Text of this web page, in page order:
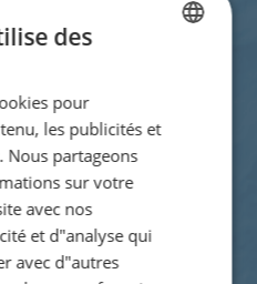
des
pour
les publicités et
Nous partageons
sur votre
avec nos
et d"analyse qui
avec d"autres